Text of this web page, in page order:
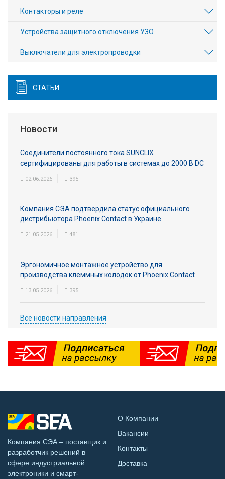
Контакторы и реле
Устройства защитного отключения УЗО
Выключатели для электропроводки
СТАТЬИ
Новости
Соединители постоянного тока SUNCLIX
сертифицированы для работы в системах до 2000 В DC
02.06.2026 395
Компания СЭА подтвердила статус официального
дистрибьютора Phoenix Contact в Украине
21.05.2026 481
Эргономичное монтажное устройство для
производства клеммных колодок от Phoenix Contact
13.05.2026 395
Все новости направления
Компания СЭА – поставщик и
разработчик решений в
сфере индустриальной
электроники и смарт-
О Компании
Вакансии
Контакты
Доставка